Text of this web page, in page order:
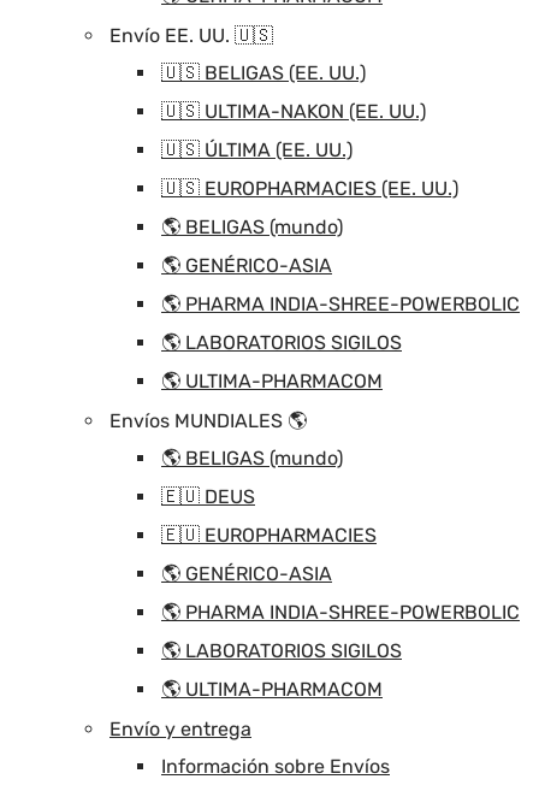
Envío EE. UU. 🇺🇸
🇺🇸 BELIGAS (EE. UU.)
🇺🇸 ULTIMA-NAKON (EE. UU.)
🇺🇸 ÚLTIMA (EE. UU.)
🇺🇸 EUROPHARMACIES (EE. UU.)
🌎 BELIGAS (mundo)
🌎 GENÉRICO-ASIA
🌎 PHARMA INDIA-SHREE-POWERBOLIC
🌎 LABORATORIOS SIGILOS
🌎 ULTIMA-PHARMACOM
Envíos MUNDIALES 🌎
🌎 BELIGAS (mundo)
🇪🇺 DEUS
🇪🇺 EUROPHARMACIES
🌎 GENÉRICO-ASIA
🌎 PHARMA INDIA-SHREE-POWERBOLIC
🌎 LABORATORIOS SIGILOS
🌎 ULTIMA-PHARMACOM
Envío y entrega
Información sobre Envíos